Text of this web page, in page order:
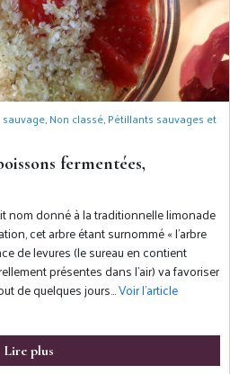
,Non classé,Pétillants sauvages et
fermentées,
nom donné à la traditionnelle limonade
cet arbre étant surnommé « l’arbre
de levures (le sureau en contient
présentes dans l’air) va favoriser
de quelques jours…Voir l’article
Lire plus